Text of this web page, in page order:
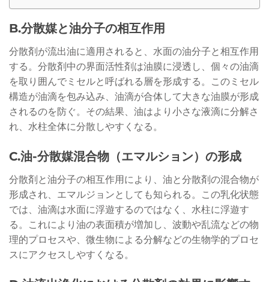
B.分散媒と油分子の相互作用
分散剤が流出油に適用されると、水面の油分子と相互作用
する。分散剤中の界面活性剤は油膜に浸透し、個々の油滴
を取り囲んでミセルと呼ばれる層を形成する。このミセル
構造が油滴を包み込み、油滴が合体して大きな油膜が形成
されるのを防ぐ。その結果、油はより小さな液滴に分解さ
れ、水柱全体に分散しやすくなる。
C.油-分散媒混合物（エマルション）の形成
分散剤と油分子の相互作用により、油と分散剤の混合物が
形成され、エマルジョンとしても知られる。この乳化状態
では、油滴は水面に浮遊するのではなく、水柱に浮遊す
る。これにより油の表面積が増加し、波動や乱流などの物
理的プロセスや、微生物による分解などの生物学的プロセ
スにアクセスしやすくなる。